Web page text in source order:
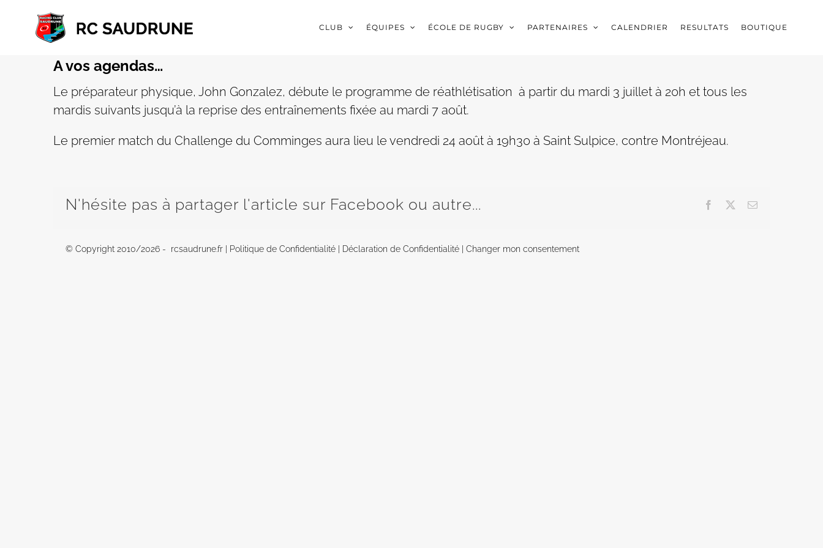
contenu
CLUB ÉQUIPES ÉCOLE DE RUGBY PARTENAIRES CALENDRIER RESULTATS BOUTIQUE
A vos agendas…
Le préparateur physique, John Gonzalez, débute le programme de réathlétisation à partir du mardi 3 juillet à 20h et tous les
mardis suivants jusqu’à la reprise des entraînements fixée au mardi 7 août.
Le premier match du Challenge du Comminges aura lieu le vendredi 24 août à 19h30 à Saint Sulpice, contre Montréjeau.
N'hésite pas à partager l'article sur Facebook ou autre... Facebook Email
© Copyright 2010/2026 - rcsaudrune.fr | Politique de Confidentialité | Déclaration de Confidentialité |Changer mon consentement